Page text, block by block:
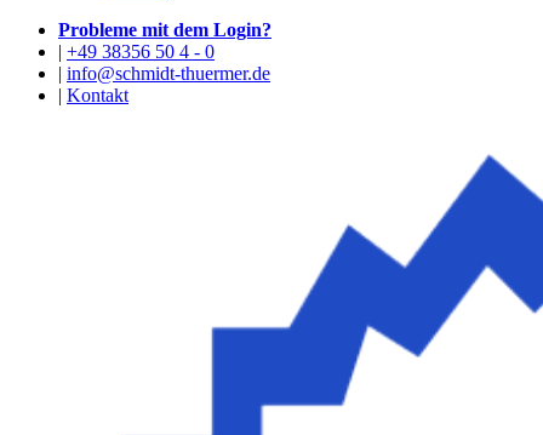
Probleme mit dem Login?
| +49 38356 50 4 - 0
| info@schmidt-thuermer.de
| Kontakt